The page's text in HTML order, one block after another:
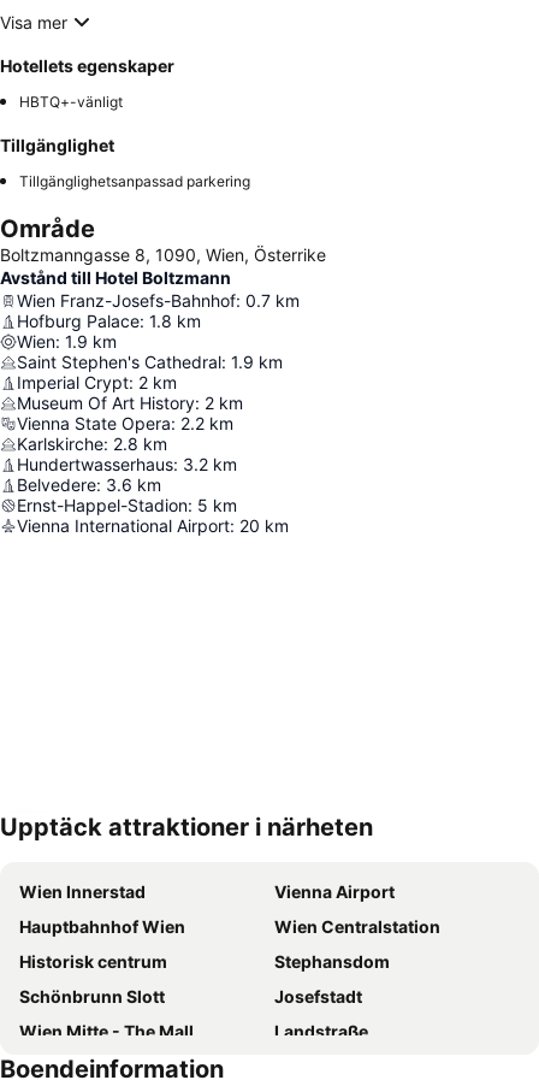
Visa mer
Hotellets egenskaper
HBTQ+-vänligt
Tillgänglighet
Tillgänglighetsanpassad parkering
Område
Boltzmanngasse 8, 1090, Wien, Österrike
Avstånd till Hotel Boltzmann
Wien Franz-Josefs-Bahnhof: 0.7 km
Hofburg Palace: 1.8 km
Wien: 1.9 km
Saint Stephen's Cathedral: 1.9 km
Imperial Crypt: 2 km
Museum Of Art History: 2 km
Vienna State Opera: 2.2 km
Karlskirche: 2.8 km
Hundertwasserhaus: 3.2 km
Belvedere: 3.6 km
Ernst-Happel-Stadion: 5 km
Vienna International Airport: 20 km
Förstora kartan
Upptäck attraktioner i närheten
Wien Innerstad
Vienna Airport
Hauptbahnhof Wien
Wien Centralstation
Historisk centrum
Stephansdom
Schönbrunn Slott
Josefstadt
Wien Mitte - The Mall
Landstraße
Neubau
Boendeinformation